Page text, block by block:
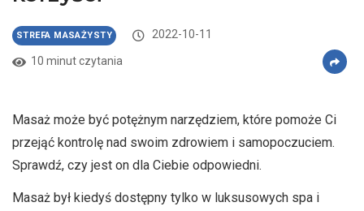
STREFA MASAŻYSTY 2022-10-11
10 minut czytania
Masaż może być potężnym narzędziem, które pomoże Ci
przejąć kontrolę nad swoim zdrowiem i samopoczuciem.
Sprawdź, czy jest on dla Ciebie odpowiedni.
Masaż był kiedyś dostępny tylko w luksusowych spa i